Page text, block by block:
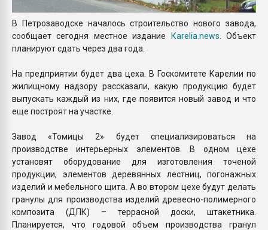
В Петрозаводске началось строительство нового завода,
сообщает сегодня местное издание
Кarelia.news. Объект
планируют сдать через два года.
На предприятии будет два цеха. В Госкомитете Карелии по
жилищному надзору рассказали, какую продукцию будет
выпускать каждый из них, где появится новый завод и что
еще построят на участке.
Завод «Томицы 2» будет специализироваться на
производстве интерьерных элементов. В одном цехе
установят оборудование для изготовления точеной
продукции, элементов деревянных лестниц, погонажных
изделий и мебельного щита. А во втором цехе будут делать
гранулы для производства изделий древесно-полимерного
композита (ДПК) – террасной доски, штакетника.
Планируется, что годовой объем производства гранул